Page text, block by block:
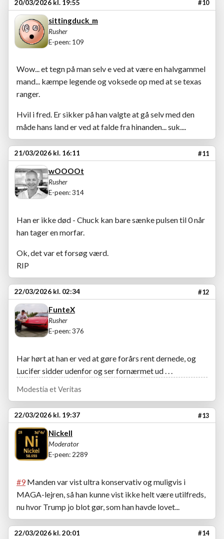
20/03/2026 kl. 19:55 #10
sittingduck_m
Rusher
E-peen: 109
Wow... et tegn på man selv e ved at være en halvgammel
mand... kæmpe legende og voksede op med at se texas
ranger.
Hvil i fred. Er sikker på han valgte at gå selv med den
måde hans land er ved at falde fra hinanden... suk....
21/03/2026 kl. 16:11 #11
wOOOOt
Rusher
E-peen: 314
Han er ikke død - Chuck kan bare sænke pulsen til 0 når
han tager en morfar.
Ok, det var et forsøg værd.
RIP
22/03/2026 kl. 02:34 #12
FunteX
Rusher
E-peen: 376
Har hørt at han er ved at gøre forårs rent dernede, og
Lucifer sidder udenfor og ser fornærmet ud . . .
Modestia et Veritas
22/03/2026 kl. 19:37 #13
Nickell
Moderator
E-peen: 2289
#9 Manden var vist ultra konservativ og muligvis i
MAGA-lejren, så han kunne vist ikke helt være utilfreds,
nu hvor Trump jo blot gør, som han havde lovet...
22/03/2026 kl. 20:01 #14